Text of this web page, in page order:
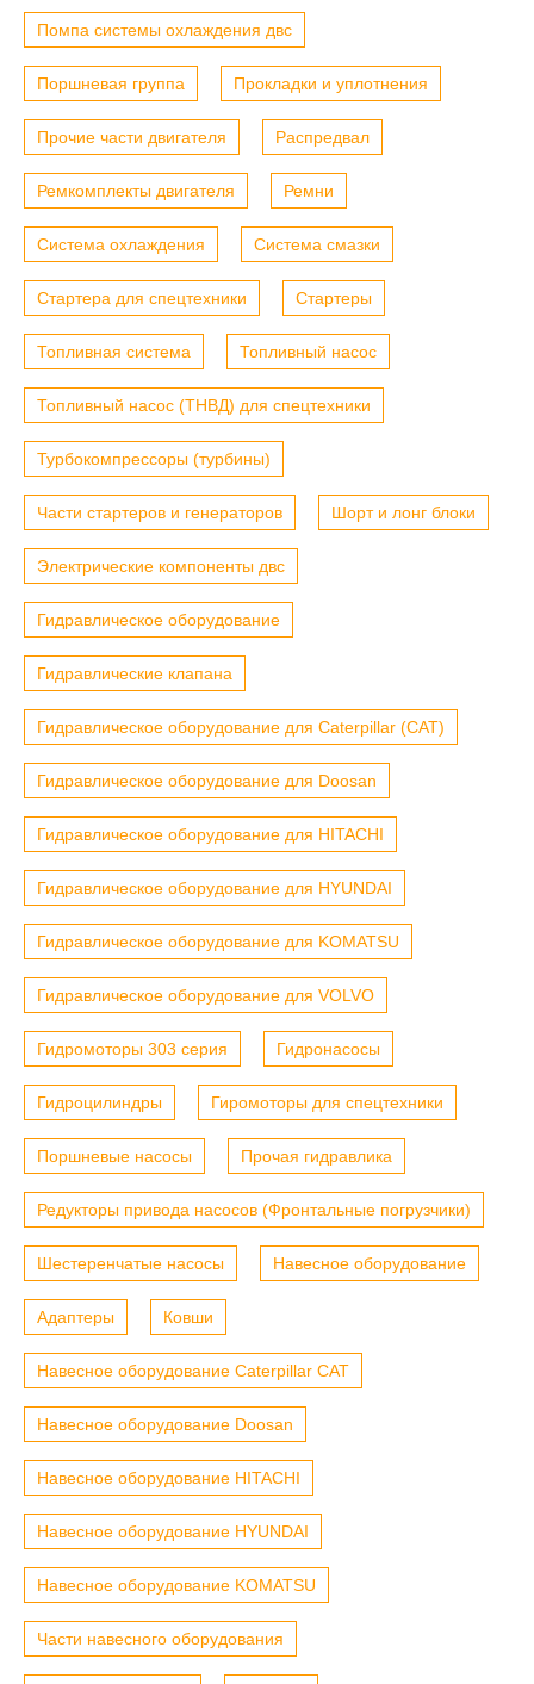
Помпа системы охлаждения двс
Поршневая группа Прокладки и уплотнения
Прочие части двигателя Распредвал
Ремкомплекты двигателя Ремни
Система охлаждения Система смазки
Стартера для спецтехники Стартеры
Топливная система Топливный насос
Топливный насос (ТНВД) для спецтехники
Турбокомпрессоры (турбины)
Части стартеров и генераторов Шорт и лонг блоки
Электрические компоненты двс
Гидравлическое оборудование
Гидравлические клапана
Гидравлическое оборудование для Caterpillar (CAT)
Гидравлическое оборудование для Doosan
Гидравлическое оборудование для HITACHI
Гидравлическое оборудование для HYUNDAI
Гидравлическое оборудование для KOMATSU
Гидравлическое оборудование для VOLVO
Гидромоторы 303 серия Гидронасосы
Гидроцилиндры Гиромоторы для спецтехники
Поршневые насосы Прочая гидравлика
Редукторы привода насосов (Фронтальные погрузчики)
Шестеренчатые насосы Навесное оборудование
Адаптеры Ковши
Навесное оборудование Caterpillar CAT
Навесное оборудование Doosan
Навесное оборудование HITACHI
Навесное оборудование HYUNDAI
Навесное оборудование KOMATSU
Части навесного оборудования